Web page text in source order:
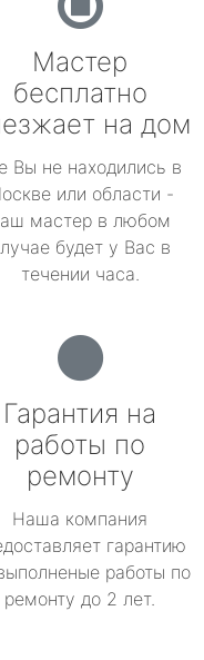
Мастер
бесплатно
на дом
Вы не находились в
или области -
мастер в любом
будет у Вас в
течении часа.
Гарантия на
работы по
ремонту
Наша компания
гарантию
работы по
ремонту до 2 лет.